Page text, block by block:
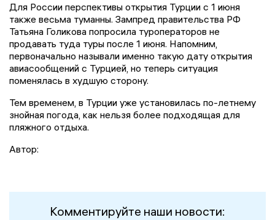
Для России перспективы открытия Турции с 1 июня
также весьма туманны. Зампред правительства РФ
Татьяна Голикова попросила туроператоров не
продавать туда туры после 1 июня. Напомним,
первоначально называли именно такую дату открытия
авиасообщений с Турцией, но теперь ситуация
поменялась в худшую сторону.
Тем временем, в Турции уже установилась по-летнему
знойная погода, как нельзя более подходящая для
пляжного отдыха.
Автор:
Комментируйте наши новости: